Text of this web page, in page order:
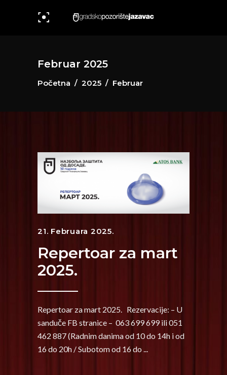
Februar 2025
Početna / 2025 / Februar
21. Februara 2025.
Repertoar za mart
2025.
Repertoar za mart 2025. Rezervacije: – U
sanduče FB stranice – 063 699 699 ili 051
462 887 (Radnim danima od 10 do 14h i od
16 do 20h / Subotom od 16 do